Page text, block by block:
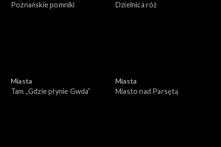
Poznańskie pomniki
Dzielnica róż
Miasta
Tam „Gdzie płynie Gwda”
Miasta
Miasto nad Parsętą